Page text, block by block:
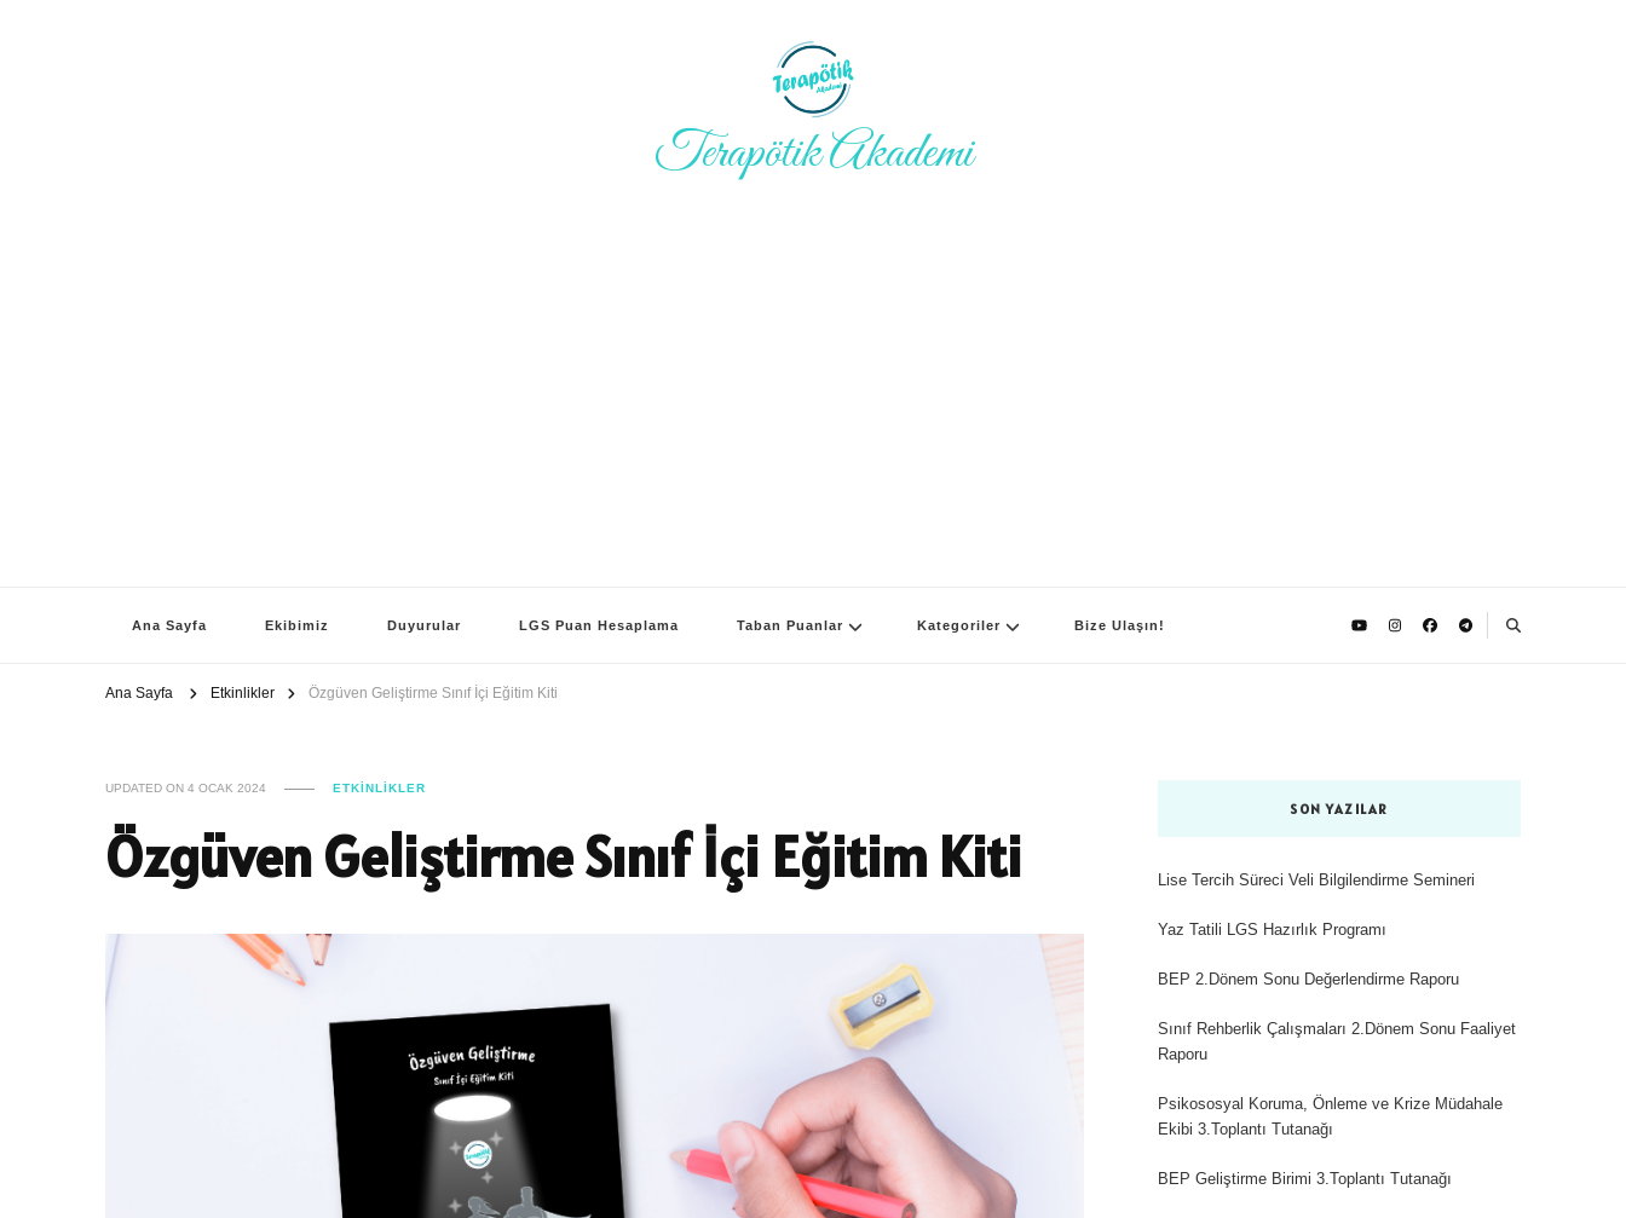
Terapötik Akademi
Ana Sayfa Ekibimiz Duyurular LGS Puan Hesaplama Taban Puanlar Kategoriler Bize Ulaşın!
Ana Sayfa Etkinlikler Özgüven Geliştirme Sınıf İçi Eğitim Kiti
UPDATED ON 4 OCAK 2024 ETKINLIKLER
Özgüven Geliştirme Sınıf İçi Eğitim Kiti
SON YAZILAR
Lise Tercih Süreci Veli Bilgilendirme Semineri
Yaz Tatili LGS Hazırlık Programı
BEP 2.Dönem Sonu Değerlendirme Raporu
Sınıf Rehberlik Çalışmaları 2.Dönem Sonu Faaliyet
Raporu
Psikososyal Koruma, Önleme ve Krize Müdahale
Ekibi 3.Toplantı Tutanağı
BEP Geliştirme Birimi 3.Toplantı Tutanağı